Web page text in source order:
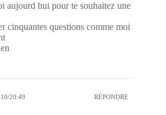
aujourd hui pour te souhaitez une
cinquantes questions comme moi
20:49 RÉPONDRE